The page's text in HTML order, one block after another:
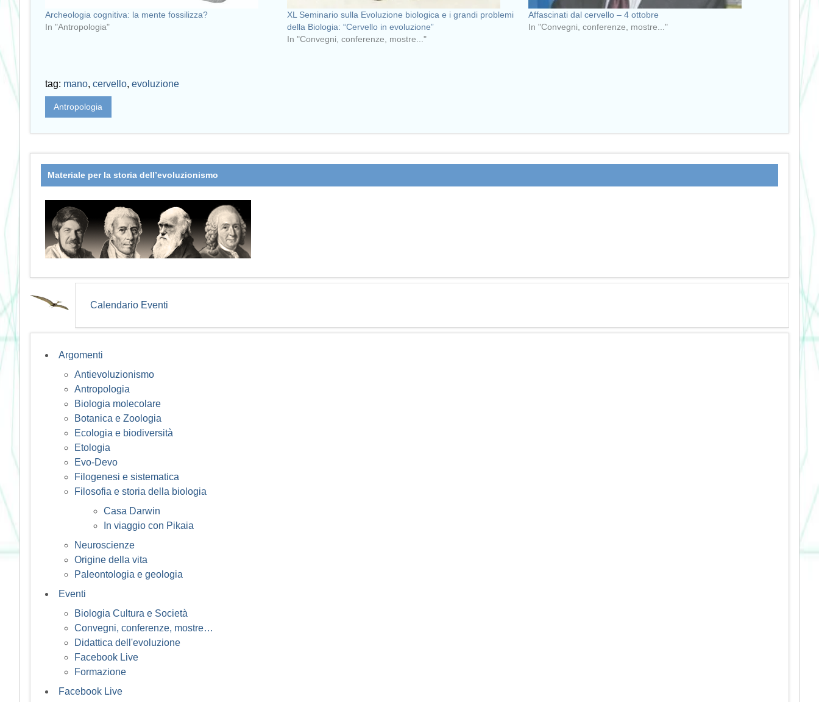
Archeologia cognitiva: la mente fossilizza?
In "Antropologia"
XL Seminario sulla Evoluzione biologica e i grandi problemi
della Biologia: “Cervello in evoluzione”
In "Convegni, conferenze, mostre..."
Affascinati dal cervello – 4 ottobre
In "Convegni, conferenze, mostre..."
tag: mano, cervello, evoluzione
Antropologia
Materiale per la storia dell’evoluzionismo
Calendario Eventi
Argomenti
Antievoluzionismo
Antropologia
Biologia molecolare
Botanica e Zoologia
Ecologia e biodiversità
Etologia
Evo-Devo
Filogenesi e sistematica
Filosofia e storia della biologia
Casa Darwin
In viaggio con Pikaia
Neuroscienze
Origine della vita
Paleontologia e geologia
Eventi
Biologia Cultura e Società
Convegni, conferenze, mostre…
Didattica dell'evoluzione
Facebook Live
Formazione
Facebook Live